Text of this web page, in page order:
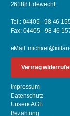
26188 Edewecht
Tel.: 04405 - 98 46
Fax: 04405 - 98 46
eMail:
Vertrag
Impressum
Datenschutz
Unsere AGB
Bezahlung